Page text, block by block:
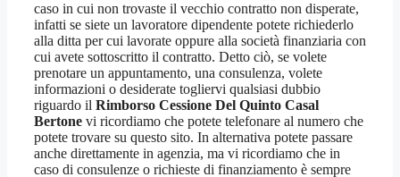
caso in cui non trovaste il vecchio contratto non disperate,
infatti se siete un lavoratore dipendente potete richiederlo
alla ditta per cui lavorate oppure alla società finanziaria con
cui avete sottoscritto il contratto. Detto ciò, se volete
prenotare un appuntamento, una consulenza, volete
informazioni o desiderate togliervi qualsiasi dubbio
riguardo il Rimborso Cessione Del Quinto Casal
Bertone vi ricordiamo che potete telefonare al numero che
potete trovare su questo sito. In alternativa potete passare
anche direttamente in agenzia, ma vi ricordiamo che in
caso di consulenze o richieste di finanziamento è sempre